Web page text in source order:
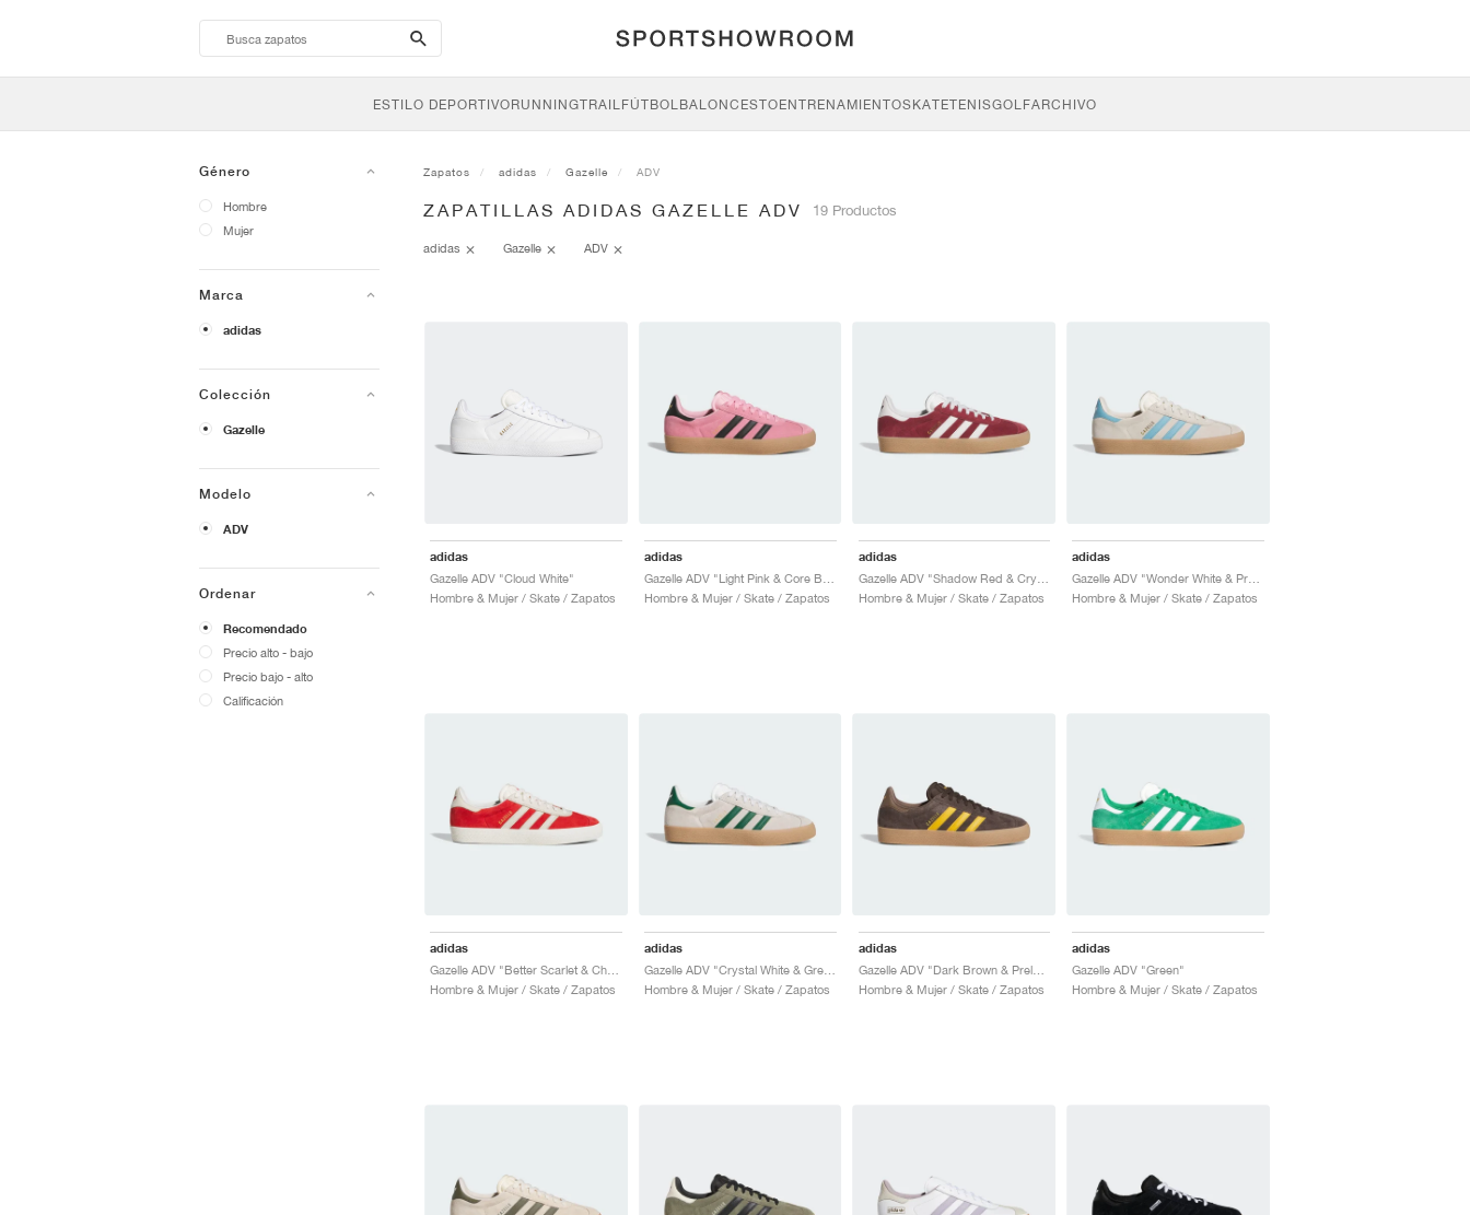
search-
btn
ESTILO DEPORTIVORUNNINGTRAILFÚTBOLBALONCESTOENTRENAMIENTOSKATETENISGOLFARCHIVO
Género
Hombre
Mujer
Marca
adidas
Colección
Gazelle
Modelo
ADV
Ordenar
Recomendado
Precio alto - bajo
Precio bajo - alto
Calificación
Zapatos adidas Gazelle ADV
ZAPATILLAS ADIDAS GAZELLE ADV 19 Productos
adidas Gazelle ADV
adidas
Gazelle ADV "Cloud White"
Hombre & Mujer / Skate / Zapatos
adidas
Hombre & Mujer / Skate / Zapatos
adidas
Gazelle ADV "Shadow Red & Crystal White"
Hombre & Mujer / Skate / Zapatos
adidas
Hombre & Mujer / Skate / Zapatos
adidas
Hombre & Mujer / Skate / Zapatos
adidas
Gazelle ADV "Crystal White & Green"
Hombre & Mujer / Skate / Zapatos
adidas
Gazelle ADV "Dark Brown & Preloved Yellow"
Hombre & Mujer / Skate / Zapatos
adidas
Gazelle ADV "Green"
Hombre & Mujer / Skate / Zapatos